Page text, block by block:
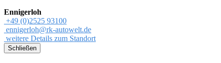
Ennigerloh
+49 (0)2525 93100
ennigerloh@rk-autowelt.de
weitere Details zum Standort
Schließen